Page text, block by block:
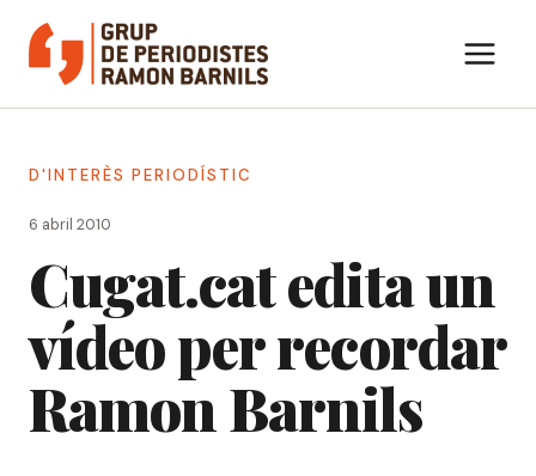
contingut
D'INTERÈS PERIODÍSTIC
6 abril 2010
Cugat.cat edita un
vídeo per recordar
Ramon Barnils